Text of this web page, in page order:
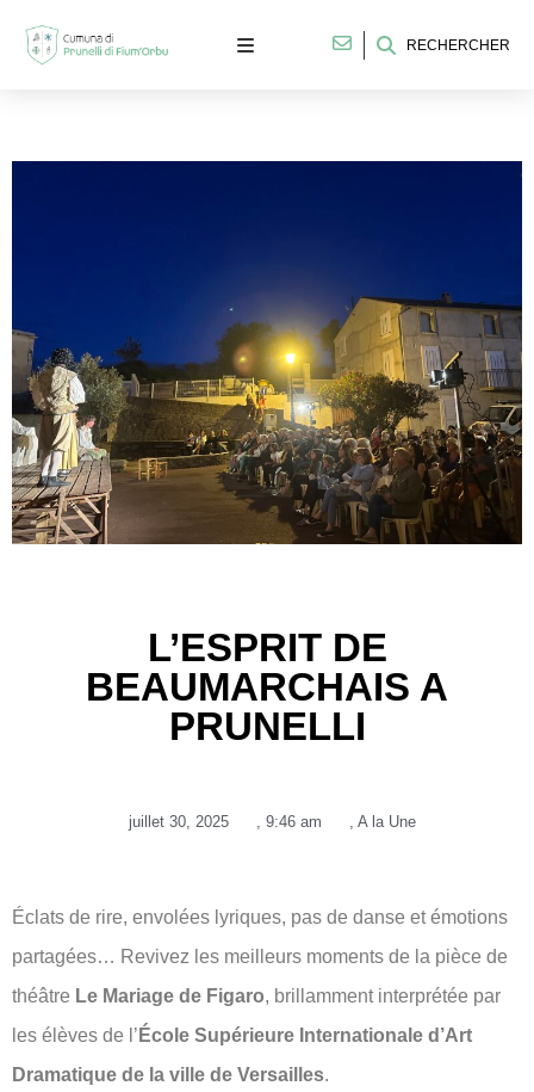
RECHERCHER
L’ESPRIT DE
BEAUMARCHAIS A
PRUNELLI
juillet 30, 2025 , 9:46 am , A la Une
Éclats de rire, envolées lyriques, pas de danse et émotions
partagées… Revivez les meilleurs moments de la pièce de
théâtre Le Mariage de Figaro, brillamment interprétée par
les élèves de l’ École Supérieure Internationale d’Art
Dramatique de la ville de Versailles.